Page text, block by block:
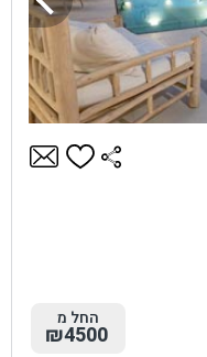
החל מ
₪4500